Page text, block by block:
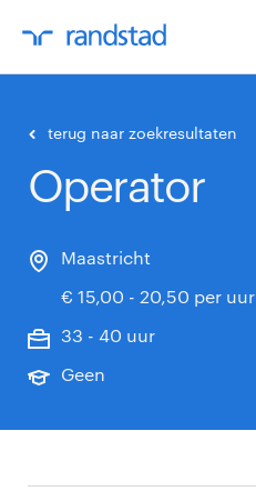
terug naar zoekresultaten
Operator
Maastricht
€ 15,00 - 20,50 per uur
33 - 40 uur
Geen